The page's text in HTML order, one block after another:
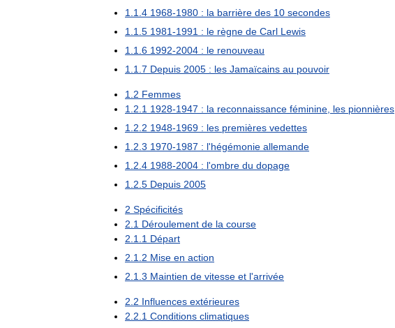
1 1 4 1968-1980 : la barrière des 10 secondes
1 1 5 1981-1991 : le règne de Carl Lewis
1 1 6 1992-2004 : le renouveau
1 1 7 Depuis 2005 : les Jamaïcains au pouvoir
1 2 Femmes
1 2 1 1928-1947 : la reconnaissance féminine les pionnières
1 2 2 1948-1969 : les premières vedettes
1 2 3 1970-1987 : l'hégémonie allemande
1 2 4 1988-2004 : l'ombre du dopage
1 2 5 Depuis 2005
2 Spécificités
2 1 Déroulement de la course
2 1 1 Départ
2 1 2 Mise en action
2 1 3 Maintien de vitesse et l'arrivée
2 2 Influences extérieures
2 2 1 Conditions climatiques